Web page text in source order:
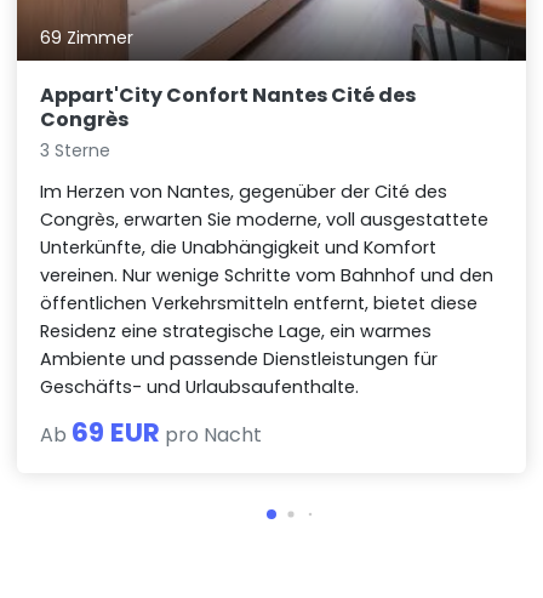
69 Zimmer
Appart'City Confort Nantes Cité des
Congrès
3 Sterne
Im Herzen von Nantes, gegenüber der Cité des
Congrès, erwarten Sie moderne, voll ausgestattete
Unterkünfte, die Unabhängigkeit und Komfort
vereinen. Nur wenige Schritte vom Bahnhof und den
öffentlichen Verkehrsmitteln entfernt, bietet diese
Residenz eine strategische Lage, ein warmes
Ambiente und passende Dienstleistungen für
Geschäfts- und Urlaubsaufenthalte.
Ab 69 EUR pro Nacht